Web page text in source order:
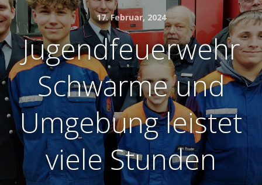
17. Februar, 2024
Jugendfeuerwehr
Schwarme und
Umgebung leistet
viele Stunden